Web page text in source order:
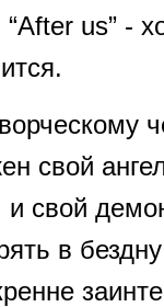
us” -
свой
и свой
в